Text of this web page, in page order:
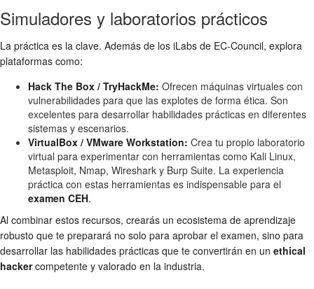
Simuladores y laboratorios prácticos
La práctica es la clave. Además de los iLabs de EC-Council, explora
plataformas como:
Hack The Box / TryHackMe: Ofrecen máquinas virtuales con
vulnerabilidades para que las explotes de forma ética. Son
excelentes para desarrollar habilidades prácticas en diferentes
sistemas y escenarios.
VirtualBox / VMware Workstation: Crea tu propio laboratorio
virtual para experimentar con herramientas como Kali Linux,
Metasploit, Nmap, Wireshark y Burp Suite. La experiencia
práctica con estas herramientas es indispensable para el
examen CEH.
Al combinar estos recursos, crearás un ecosistema de aprendizaje
robusto que te preparará no solo para aprobar el examen, sino para
desarrollar las habilidades prácticas que te convertirán en un ethical
hackercompetente y valorado en la industria.